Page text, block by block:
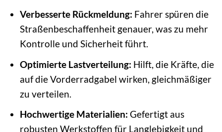
Verbesserte Rückmeldung: Fahrer spüren die
Straßenbeschaffenheit genauer, was zu mehr
Kontrolle und Sicherheit führt.
Optimierte Lastverteilung: Hilft, die Kräfte, die
auf die Vorderradgabel wirken, gleichmäßiger
zu verteilen.
Hochwertige Materialien: Gefertigt aus
robusten Werkstoffen für Langlebigkeit und